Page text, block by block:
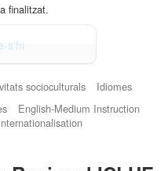
finalitzat.
s'hi
socioculturals
Idiomes
English-Medium Instruction